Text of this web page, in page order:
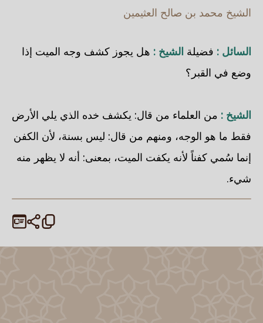
الشيخ محمد بن صالح العثيمين
السائل : فضيلة الشيخ : هل يجوز كشف وجه الميت إذا
وضع في القبر؟
الشيخ : من العلماء من قال: يكشف خده الذي يلي الأرض
فقط ما هو الوجه، ومنهم من قال: ليس بسنة، لأن الكفن
إنما سُمي كفناً لأنه يكفت الميت، بمعنى: أنه لا يظهر منه
شيء.